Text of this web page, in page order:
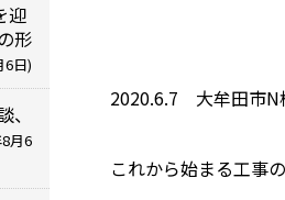
2020.6.7 大牟田市N
これから始まる工事
迎
形
6日)
月6